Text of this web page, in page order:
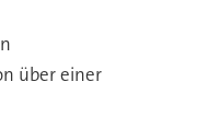
über einer